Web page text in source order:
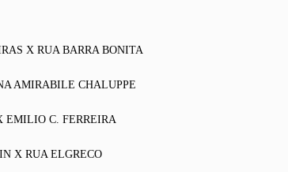
X RUA BARRA BONITA
AMIRABILE CHALUPPE
EMILIO C. FERREIRA
X RUA ELGRECO